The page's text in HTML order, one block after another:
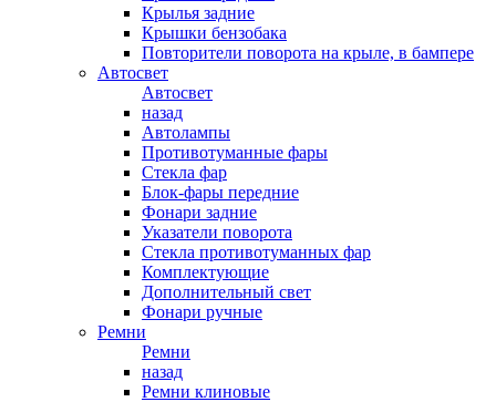
Крылья задние
Крышки бензобака
Повторители поворота на крыле, в бампере
Автосвет
Автосвет
назад
Автолампы
Противотуманные фары
Стекла фар
Блок-фары передние
Фонари задние
Указатели поворота
Стекла противотуманных фар
Комплектующие
Дополнительный свет
Фонари ручные
Ремни
Ремни
назад
Ремни клиновые